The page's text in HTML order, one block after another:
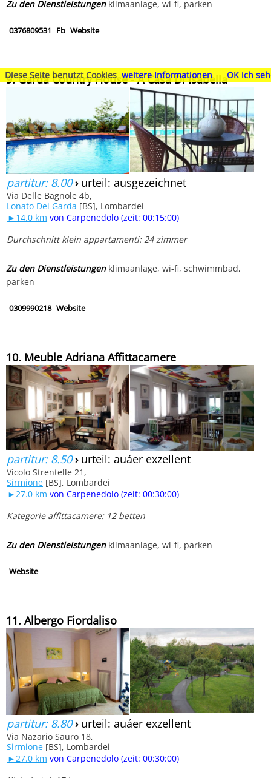
Zu den Dienstleistungenklimaanlage, wi-fi, parken
0376809531 Fb Website
9. Garda Country House - A Casa Di Isabella
partitur: 8.00› urteil: ausgezeichnet
Via Delle Bagnole 4b,
Lonato Del Garda [BS], Lombardei
►14.0 km von Carpenedolo (zeit: 00:15:00)
Durchschnitt klein appartamenti: 24 zimmer
Zu den Dienstleistungenklimaanlage, wi-fi, schwimmbad,
parken
0309990218 Website
10. Meuble Adriana Affittacamere
partitur: 8.50› urteil: auáer exzellent
Vicolo Strentelle 21,
Sirmione [BS], Lombardei
►27.0 km von Carpenedolo (zeit: 00:30:00)
Kategorie affittacamere: 12 betten
Zu den Dienstleistungenklimaanlage, wi-fi, parken
Website
11. Albergo Fiordaliso
partitur: 8.80› urteil: auáer exzellent
Via Nazario Sauro 18,
Sirmione [BS], Lombardei
►27.0 km von Carpenedolo (zeit: 00:30:00)
Diese Seite benutzt Cookies weitere Informationen OK ich